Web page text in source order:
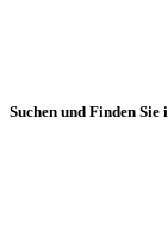
Suchen und Finden Sie